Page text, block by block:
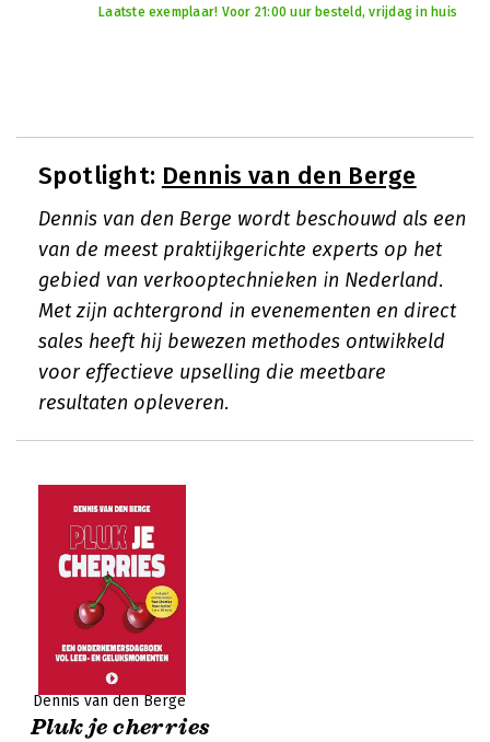
Laatste exemplaar! Voor 21:00 uur besteld, vrijdag in huis
Spotlight: Dennis van den Berge
Dennis van den Berge wordt beschouwd als een
van de meest praktijkgerichte experts op het
gebied van verkooptechnieken in Nederland.
Met zijn achtergrond in evenementen en direct
sales heeft hij bewezen methodes ontwikkeld
voor effectieve upselling die meetbare
resultaten opleveren.
Dennis van den Berge
Pluk je cherries